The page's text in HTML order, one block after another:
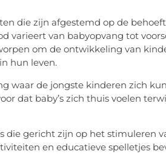
die zijn afgestemd op de
varieert van babyopvang tot
om de ontwikkeling van
hun leven.
waar de jongste kinderen zich
dat baby’s zich thuis voelen
die gericht zijn op het stimuleren
en educatieve spelletjes